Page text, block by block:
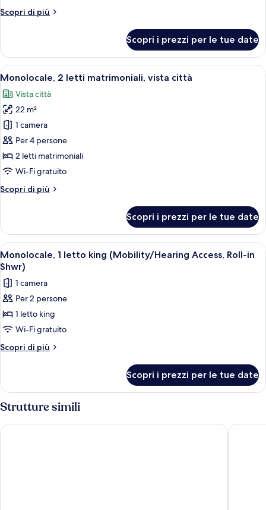
vista
Scopri di più
Altri
1
letto
king,
città
Scopri i prezzi per le tue date
Apri
tutte
le
foto
per
Monolocale,
2
letti
matrimoniali,
vista
Una camera d'hotel con due letti,
7
Monolocale, 2 letti matrimoniali, vista città
Vista città
22 m²
1 camera
Per 4 persone
2 letti matrimoniali
Wi-Fi gratuito
Scopri di più
Altri
2
letti
matrimoniali,
vista
Scopri i prezzi per le tue date
Apri
tutte
le
foto
per
Monolocale,
1
letto
Access,
in
Shwr)
Una camera d'albergo con un letto
7
Monolocale, 1 letto king (Mobility/Hearing Access, Roll-in
Shwr)
1 camera
Per 2 persone
1 letto king
Wi-Fi gratuito
Scopri di più
Altri
1
letto
king
(Mobility/Hearing
Access,
Scopri i prezzi per le tue date
Strutture simili
Hyatt Place New York / Chelsea